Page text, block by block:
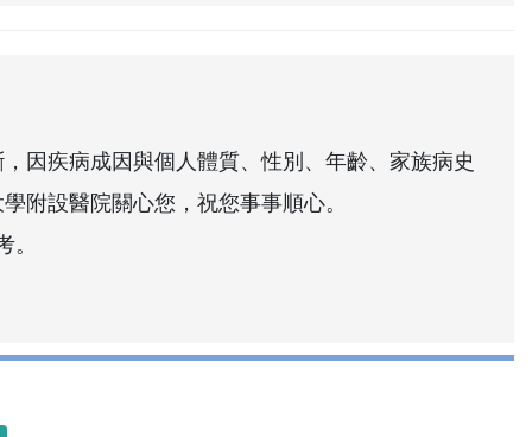
因疾病成因與個人體質、性別、年齡、家族病史
附設醫院關心您，祝您事事順心。